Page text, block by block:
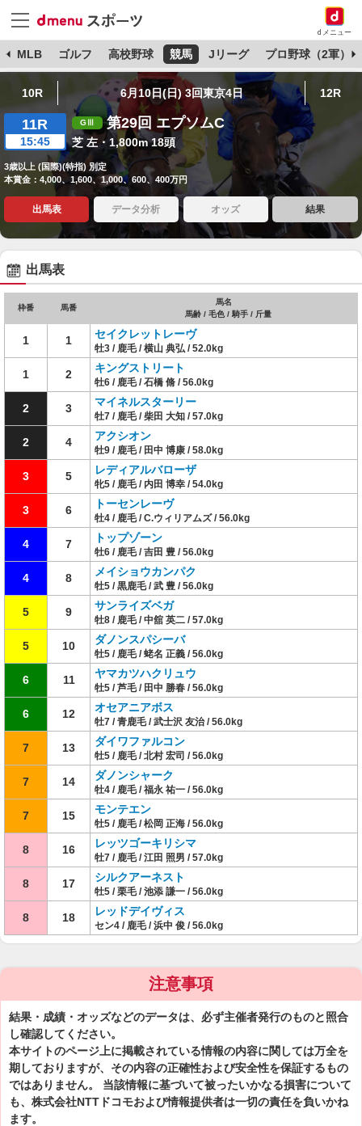
dメニュー
MLB ゴルフ 高校野球 競馬 Jリーグ プロ野球（2軍）
10R 6月10日(日) 3回東京4日 12R
11R
15:45
第29回 エプソムC
芝 左・1,800m 18頭
3歳以上 (国際)(特指) 別定
本賞金：4,000、1,600、1,000、600、400万円
出馬表 データ分析 オッズ 結果
出馬表
枠番 馬番
馬名
馬齢 / 毛色 / 騎手 / 斤量
1 1 セイクレットレーヴ
牡3 / 鹿毛 / 横山 典弘 / 52.0kg
1 2 キングストリート
牡6 / 鹿毛 / 石橋 脩 / 56.0kg
2 3 マイネルスターリー
牡7 / 鹿毛 / 柴田 大知 / 57.0kg
2 4 アクシオン
牡9 / 鹿毛 / 田中 博康 / 58.0kg
3 5 レディアルバローザ
牝5 / 鹿毛 / 内田 博幸 / 54.0kg
3 6 トーセンレーヴ
牡4 / 鹿毛 / C.ウィリアムズ / 56.0kg
4 7 トップゾーン
牡6 / 鹿毛 / 吉田 豊 / 56.0kg
4 8 メイショウカンパク
牡5 / 黒鹿毛 / 武 豊 / 56.0kg
5 9 サンライズベガ
牡8 / 鹿毛 / 中舘 英二 / 57.0kg
5 10 ダノンスパシーバ
牡5 / 鹿毛 / 蛯名 正義 / 56.0kg
6 11 ヤマカツハクリュウ
牡5 / 芦毛 / 田中 勝春 / 56.0kg
6 12 オセアニアボス
牡7 / 青鹿毛 / 武士沢 友治 / 56.0kg
7 13 ダイワファルコン
牡5 / 鹿毛 / 北村 宏司 / 56.0kg
7 14 ダノンシャーク
牡4 / 鹿毛 / 福永 祐一 / 56.0kg
7 15 モンテエン
牡5 / 鹿毛 / 松岡 正海 / 56.0kg
8 16 レッツゴーキリシマ
牡7 / 鹿毛 / 江田 照男 / 57.0kg
8 17 シルクアーネスト
牡5 / 栗毛 / 池添 謙一 / 56.0kg
8 18 レッドデイヴィス
セン4 / 鹿毛 / 浜中 俊 / 56.0kg
注意事項
結果・成績・オッズなどのデータは、必ず主催者発行のものと照合
し確認してください。
本サイトのページ上に掲載されている情報の内容に関しては万全を
期しておりますが、その内容の正確性および安全性を保証するもの
ではありません。 当該情報に基づいて被ったいかなる損害について
も、株式会社NTTドコモおよび情報提供者は一切の責任を負いかね
ます。